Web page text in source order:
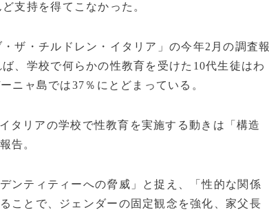
支持を得てこなかった。
・ザ・チルドレン・イタリア」の今年2月の調査報
、学校で何らかの性教育を受けた10代生徒はわ
ニャ島では37％にとどまっている。
タリアの学校で性教育を実施する動きは「構造
告。
ンティティーへの脅威」と捉え、「性的な関係
ことで、ジェンダーの固定観念を強化、家父長